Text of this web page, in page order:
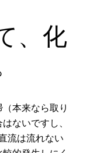
、化
本来なら取り
ないですし、
流は流れない